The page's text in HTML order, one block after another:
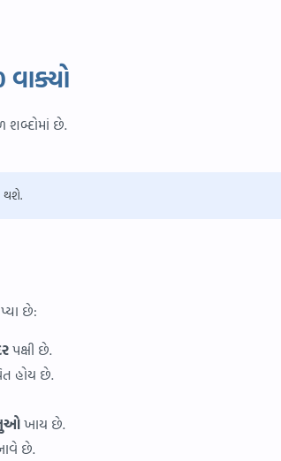
શબ્દોમાં છે.
થશે.
છે:
પક્ષી છે.
હોય છે.
ખાય છે.
છે.